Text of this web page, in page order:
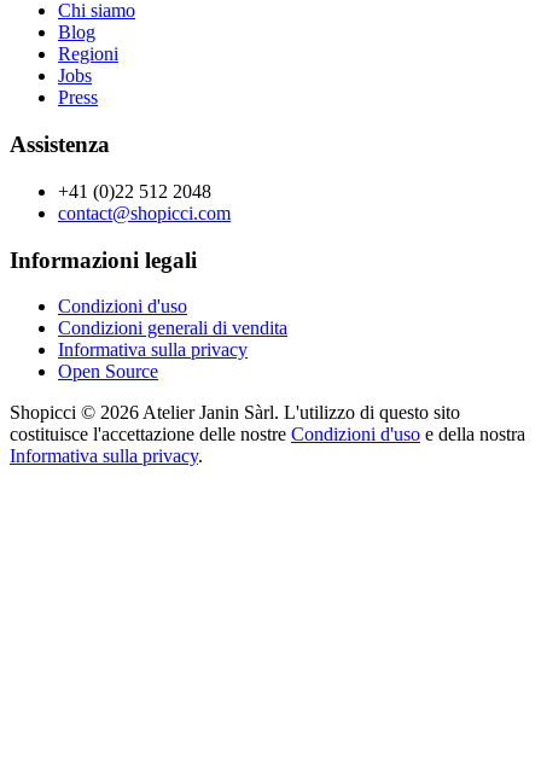
Chi siamo
Blog
Regioni
Jobs
Press
Assistenza
+41 (0)22 512 2048
contact@shopicci.com
Informazioni legali
Condizioni d'uso
Condizioni generali di vendita
Informativa sulla privacy
Open Source
Shopicci © 2026 Atelier Janin Sàrl. L'utilizzo di questo sito
costituisce l'accettazione delle nostre Condizioni d'uso e della nostra
Informativa sulla privacy.